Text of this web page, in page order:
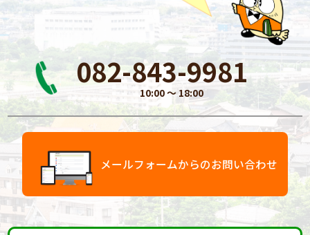
082-843-9981
10:00 〜 18:00
メールフォームからのお問い合わせ